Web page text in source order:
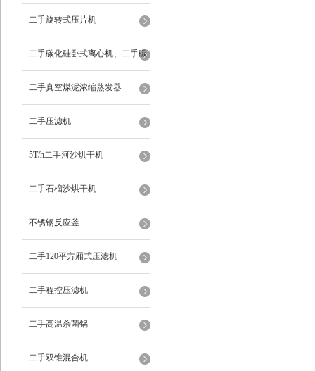
二手旋转式压片机
二手碳化硅卧式离心机、二手碳
化硅分级机、二手碳化硅水洗离
心机
二手真空煤泥浓缩蒸发器
二手压滤机
5T/h二手河沙烘干机
二手石榴沙烘干机
不锈钢反应釜
二手120平方厢式压滤机
二手程控压滤机
二手高温杀菌锅
二手双锥混合机